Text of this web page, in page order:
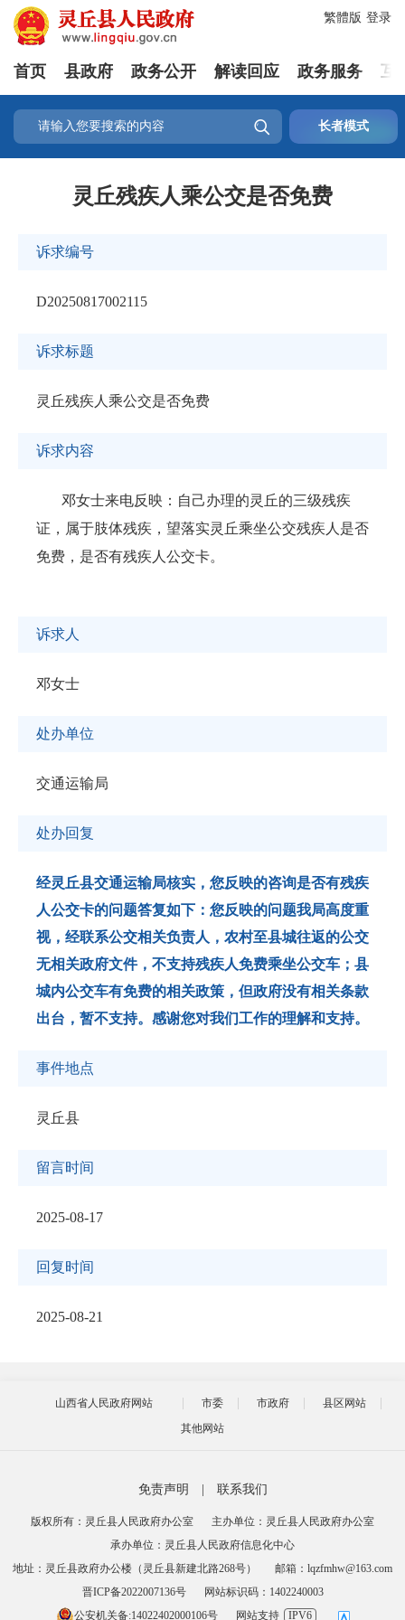
登录
繁體版
首页 县政府 政务公开 解读回应 政务服务 互
 长者模式
灵丘残疾人乘公交是否免费
诉求编号
D20250817002115
诉求标题
灵丘残疾人乘公交是否免费
诉求内容
邓女士来电反映：自己办理的灵丘的三级残疾
证，属于肢体残疾，望落实灵丘乘坐公交残疾人是否
免费，是否有残疾人公交卡。
诉求人
邓女士
处办单位
交通运输局
处办回复
经灵丘县交通运输局核实，您反映的咨询是否有残疾
人公交卡的问题答复如下：您反映的问题我局高度重
视，经联系公交相关负责人，农村至县城往返的公交
无相关政府文件，不支持残疾人免费乘坐公交车；县
城内公交车有免费的相关政策，但政府没有相关条款
出台，暂不支持。感谢您对我们工作的理解和支持。
事件地点
灵丘县
留言时间
2025-08-17
回复时间
2025-08-21
山西省人民政府网站 市委 市政府
县区网站
其他网站
免责声明 联系我们
版权所有：灵丘县人民政府办公室
主办单位：灵丘县人民政府办公室
承办单位：灵丘县人民政府信息化中心
地址：灵丘县政府办公楼（灵丘县新建北路268号）
邮箱：lqzfmhw@163.com
晋ICP备2022007136号
网站标识码：1402240003
公安机关备:14022402000106号
网站支持 IPV6